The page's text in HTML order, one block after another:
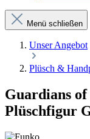
Menü schließen
Unser Angebot
Plüsch &
Guardians
Plüschfigur